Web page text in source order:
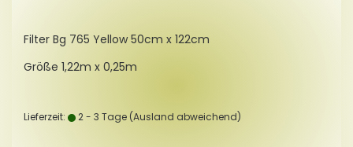
Fil­ter Bg 765 Yellow 50cm x 122cm
Größe 1,22m x 0,25m
Lieferzeit: 2 - 3 Tage (Ausland abweichend)